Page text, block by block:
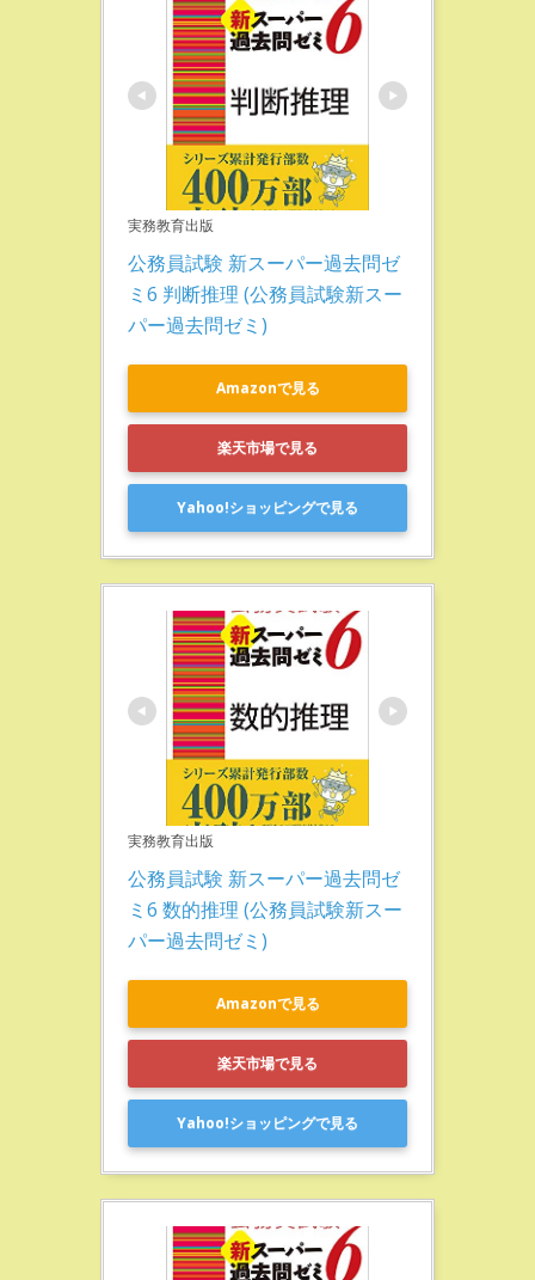
実務教育出版
公務員試験 新スーパー過去問ゼ
ミ6 判断推理 (公務員試験新スー
パー過去問ゼミ)
Amazonで見る
楽天市場で見る
Yahoo!ショッピングで見る
実務教育出版
公務員試験 新スーパー過去問ゼ
ミ6 数的推理 (公務員試験新スー
パー過去問ゼミ)
Amazonで見る
楽天市場で見る
Yahoo!ショッピングで見る